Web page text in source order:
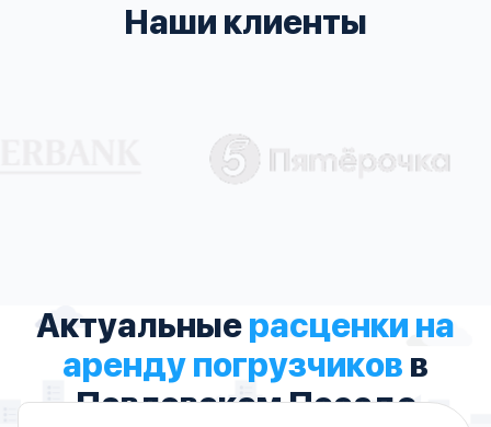
Наши клиенты
Актуальныерасценки на
аренду погрузчиков в
Павловском Посаде